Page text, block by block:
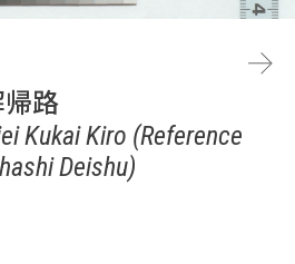
路
Kukai Kiro (Reference
Deishu)